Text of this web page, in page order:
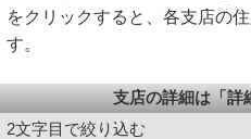
をクリックすると、各支店の
す。
支店の詳細は「詳
2文字目で絞り込む